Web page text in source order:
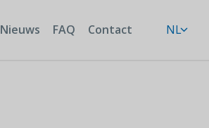
Nieuws FAQ Contact NL